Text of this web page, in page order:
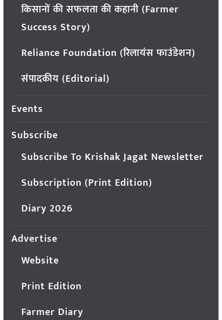
किसानों की सफलता की कहानी (Farmer
Success Story)
Reliance Foundation (रिलायंस फाउंडेशन)
संपादकीय (Editorial)
Events
Subscribe
Subscribe To Krishak Jagat Newsletter
Subscription (Print Edition)
Diary 2026
Advertise
Website
Print Edition
Farmer Diary